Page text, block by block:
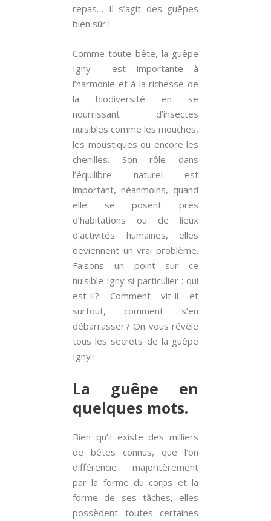
repas… Il s’agit des guêpes
bien sûr !
Comme toute bête, la guêpe
Igny est importante à
l’harmonie et à la richesse de
la biodiversité en se
nourrissant d’insectes
nuisibles comme les mouches,
les moustiques ou encore les
chenilles. Son rôle dans
l’équilibre naturel est
important, néanmoins, quand
elle se posent près
d’habitations ou de lieux
d’activités humaines, elles
deviennent un vrai problème.
Faisons un point sur ce
nuisible Igny si particulier : qui
est-il ? Comment vit-il et
surtout, comment s’en
débarrasser ? On vous révèle
tous les secrets de la guêpe
Igny !
La guêpe en
quelques mots.
Bien qu’il existe des milliers
de bêtes connus, que l’on
différencie majoritèrement
par la forme du corps et la
forme de ses tâches, elles
possèdent toutes certaines